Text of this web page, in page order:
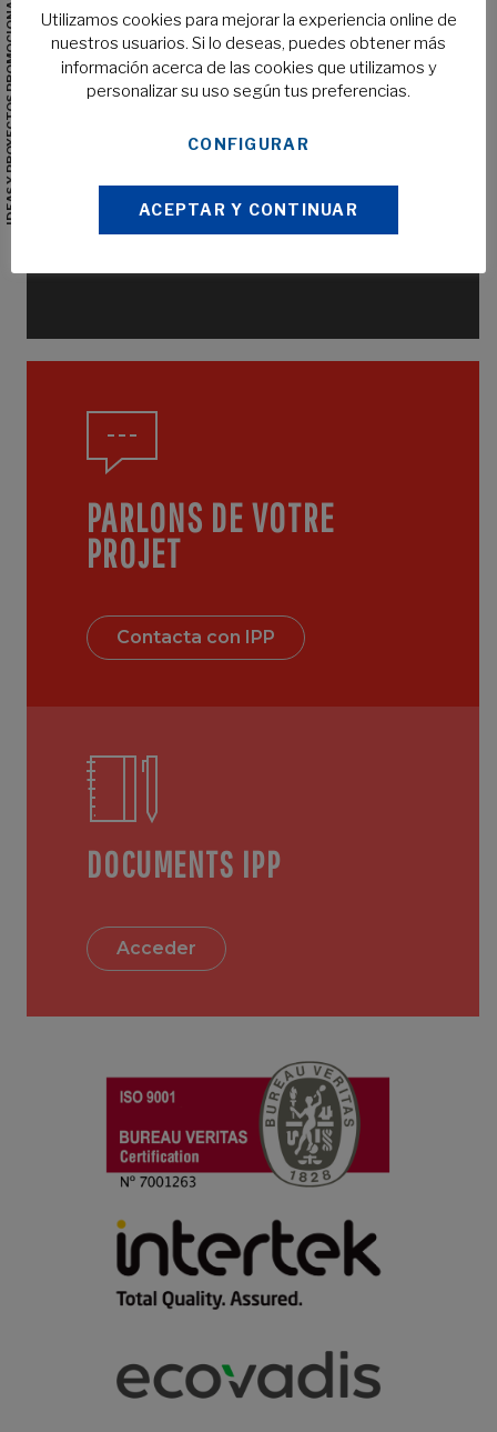
IDEAS Y PROYECTOS PROMOCIONALES
sacrifier la qualité.
CONTROL DE CALIDAD
Nous effectuons des contrôles internes et des audits
externes rigoureux et exigeants afin de garantir la plus
haute qualité de nos produits.
PARLONS DE VOTRE
PROJET
Contacta con IPP
DOCUMENTS IPP
Acceder
Utilizamos cookies para mejorar la experiencia online de
nuestros usuarios. Si lo deseas, puedes obtener más
información acerca de las cookies que utilizamos y
personalizar su uso según tus preferencias.
CONFIGURAR
ACEPTAR Y CONTINUAR